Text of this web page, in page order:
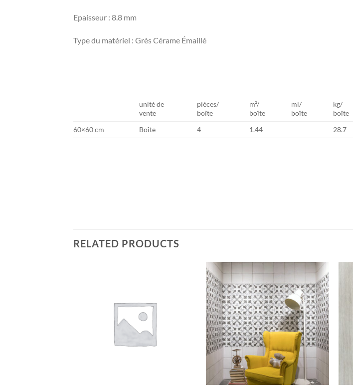
Epaisseur : 8.8 mm
Type du matériel : Grès Cérame Émaillé
unité de
vente
pièces/
boîte
m²/
boîte
ml/
boîte
kg/
boîte
60×60 cm
Boîte 4 1.44 28.7
RELATED PRODUCTS